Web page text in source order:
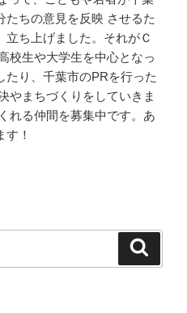
ちの意見を反映 させるた
ち上げました。それがＣ
校生や大学生を中心となっ
たり、千葉市のPRを行った
やまちづくりをしていきま
れる仲間を募集中です。あ
！